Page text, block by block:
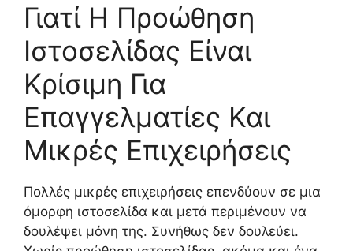
Γιατί Η Προώθηση
Ιστοσελίδας Είναι
Κρίσιμη Για
Επαγγελματίες Και
Μικρές Επιχειρήσεις
Πολλές μικρές επιχειρήσεις επενδύουν σε μια
όμορφη ιστοσελίδα και μετά περιμένουν να
δουλέψει μόνη της. Συνήθως δεν δουλεύει.